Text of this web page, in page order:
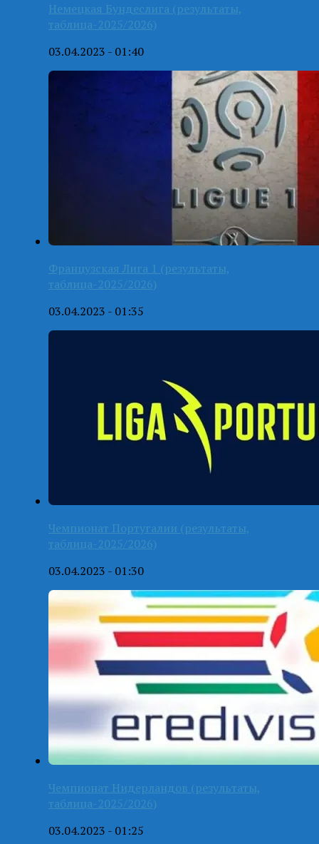
Немецкая Бундеслига (результаты,
таблица-2025/2026)
03.04.2023 - 01:40
Французская Лига 1 (результаты,
таблица-2025/2026)
03.04.2023 - 01:35
Чемпионат Португалии (результаты,
таблица-2025/2026)
03.04.2023 - 01:30
Чемпионат Нидерландов (результаты,
таблица-2025/2026)
03.04.2023 - 01:25